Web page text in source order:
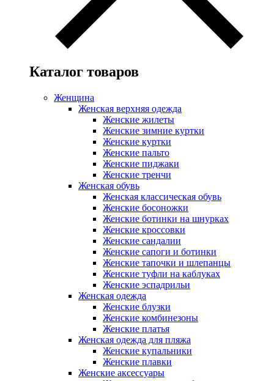
Каталог товаров
Женщина
Женская верхняя одежда
Женские жилеты
Женские зимние куртки
Женские куртки
Женские пальто
Женские пиджаки
Женские тренчи
Женская обувь
Женская классическая обувь
Женские босоножки
Женские ботинки на шнурках
Женские кроссовки
Женские сандалии
Женские сапоги и ботинки
Женские тапочки и шлепанцы
Женские туфли на каблуках
Женские эспадрильи
Женская одежда
Женские блузки
Женские комбинезоны
Женские платья
Женская одежда для пляжа
Женские купальники
Женские плавки
Женские аксессуары